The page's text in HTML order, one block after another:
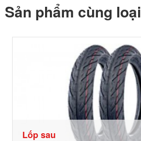
Sản phẩm cùng loại
Lốp sau